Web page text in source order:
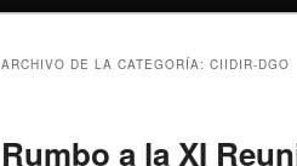
ARCHIVO DE LA CATEGORÍA: CIIDIR-DGO
Rumbo a la XI